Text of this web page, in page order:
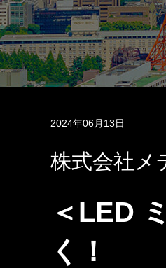
2024年06月13日
株式会社メ
＜LED
く！